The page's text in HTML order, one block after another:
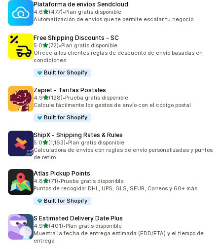
Plataforma de envíos Sendcloud
4.6de 5 estrellas
(477)
477 reseñas en total
•Plan gratis disponible
Automatización de envíos que te permite escalar tu negocio.
Free Shipping Discounts ‑ SC
5.0de 5 estrellas
(72)
72 reseñas en total
•Plan gratis disponible
Ofrece a los clientes reglas de descuento de envío basadas en
condiciones
Built for Shopify
Zapiet ‑ Tarifas Postales
4.9de 5 estrellas
(128)
128 reseñas en total
•Prueba gratis disponible
Calcule fácilmente los gastos de envío con el código postal
Built for Shopify
ShipX ‑ Shipping Rates & Rules
5.0de 5 estrellas
(1,163)
1163 reseñas en total
•Plan gratis disponible
Calculadora de envíos con reglas de envío personalizadas y puntos
de retiro
Atlas Pickup Points
4.8de 5 estrellas
(71)
71 reseñas en total
•Prueba gratis disponible
Puntos de recogida: DHL, UPS, GLS, SEUR, Correos y 60+ más
Built for Shopify
S Estimated Delivery Date Plus
4.9de 5 estrellas
(401)
401 reseñas en total
•Plan gratis disponible
Muestra la fecha de entrega estimada (EDD/ETA) y el tiempo de
entrega